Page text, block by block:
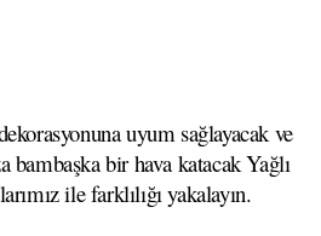
uyum sağlayacak ve
bambaşka bir hava katacak Yağlı
ile farklılığı yakalayın.